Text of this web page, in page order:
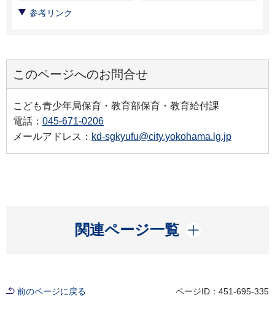
参考リンク
このページへのお問合せ
こども青少年局保育・教育部保育・教育給付課
電話： 045-671-0206
メールアドレス： kd-sgkyufu@city.yokohama.lg.jp
関連ページ一覧
開く
前のページに戻る ページID：451-695-335